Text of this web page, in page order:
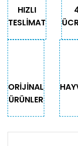
HIZLI
TESLİMAT
ORİJİNAL
ÜRÜNLER